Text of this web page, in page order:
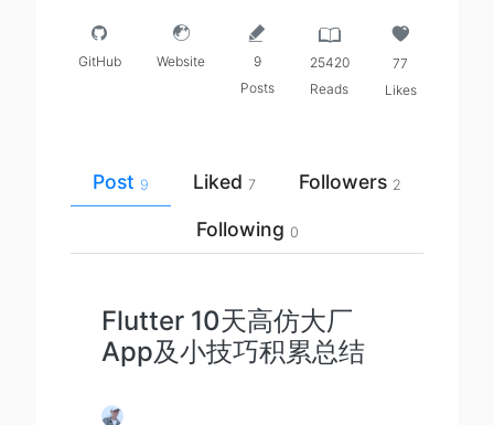
GitHub Website
9
Posts
25420
Reads
77
Likes
Post 9 Liked 7 Followers 2
Following 0
Flutter 10天高仿大厂
App及小技巧积累总结